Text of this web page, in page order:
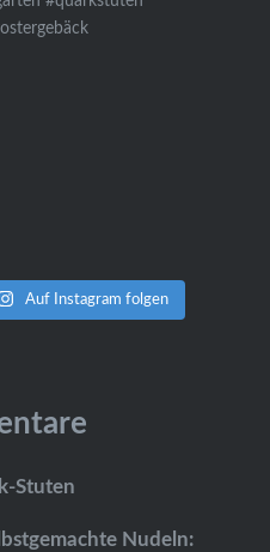
Auf Instagram folgen
Stuten
Nudeln: